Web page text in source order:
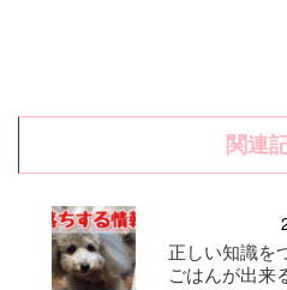
関連
正しい知識を
ごはんが出来